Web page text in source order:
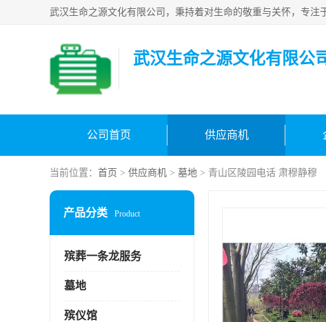
武汉生命之源文化有限公
公司首页 供应商机
当前位置： 首页 > 供应商机 > 墓地 > 青山区陵园电话 肃穆静穆
产品分类 Product
殡葬一条龙服务
墓地
殡仪馆